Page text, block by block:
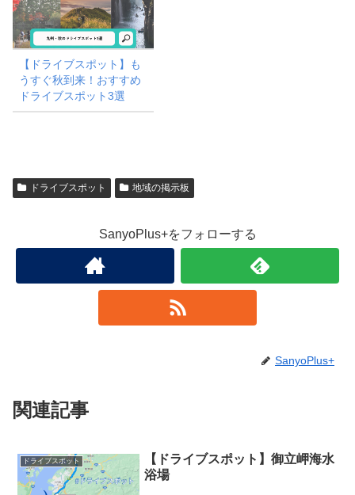
【ドライブスポット】も
うすぐ秋到来！おすすめ
ドライブスポット3選
ドライブスポット 地域の掲示板
SanyoPlus+をフォローする
SanyoPlus+
関連記事
ドライブスポット
【ドライブスポット】御立岬海水
浴場